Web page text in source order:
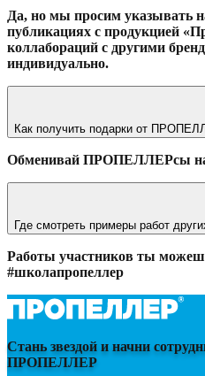
Да, но мы просим указывать
публикациях с продукцией
коллабораций с другими
индивидуально.
Как получить подарки от
Обменивай ПРОПЕЛЛЕРсы
Где смотреть примеры работ
Работы участников ты
#школапропеллер
Стань звездой и начни
ПРОПЕЛЛЕР